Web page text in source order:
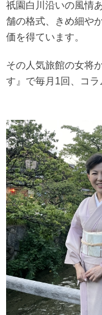
祇園白川沿いの風情
舗の格式、きめ細や
価を得ています。
その人気旅館の女将
す』で毎月1回、コラ